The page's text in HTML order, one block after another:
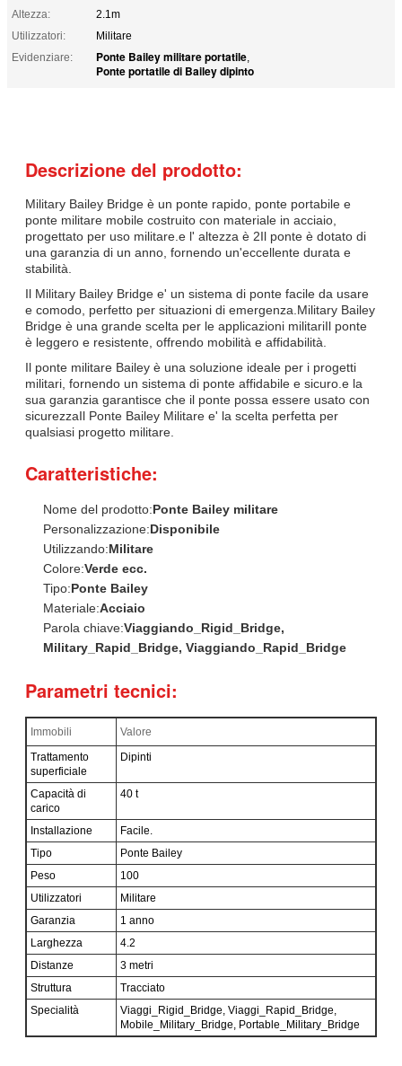
Altezza:
2.1m
Utilizzatori:
Militare
Evidenziare:
Ponte Bailey militare portatile,
Ponte portatile di Bailey dipinto
Descrizione del prodotto:
Military Bailey Bridge è un ponte rapido, ponte portabile e
ponte militare mobile costruito con materiale in acciaio,
progettato per uso militare.e l' altezza è 2Il ponte è dotato di
una garanzia di un anno, fornendo un'eccellente durata e
stabilità.
Il Military Bailey Bridge e' un sistema di ponte facile da usare
e comodo, perfetto per situazioni di emergenza.Military Bailey
Bridge è una grande scelta per le applicazioni militariIl ponte
è leggero e resistente, offrendo mobilità e affidabilità.
Il ponte militare Bailey è una soluzione ideale per i progetti
militari, fornendo un sistema di ponte affidabile e sicuro.e la
sua garanzia garantisce che il ponte possa essere usato con
sicurezzaIl Ponte Bailey Militare e' la scelta perfetta per
qualsiasi progetto militare.
Caratteristiche:
Nome del prodotto:Ponte Bailey militare
Personalizzazione:Disponibile
Utilizzando:Militare
Colore:Verde ecc.
Tipo:Ponte Bailey
Materiale:Acciaio
Parola chiave:Viaggiando_Rigid_Bridge,
Military_Rapid_Bridge, Viaggiando_Rapid_Bridge
Parametri tecnici:
Immobili
Valore
Trattamento
superficiale
Dipinti
Capacità di
carico
40 t
Installazione
Facile.
Tipo
Ponte Bailey
Peso
100
Utilizzatori
Militare
Garanzia
1 anno
Larghezza
4.2
Distanze
3 metri
Struttura
Tracciato
Specialità
Viaggi_Rigid_Bridge, Viaggi_Rapid_Bridge,
Mobile_Military_Bridge, Portable_Military_Bridge